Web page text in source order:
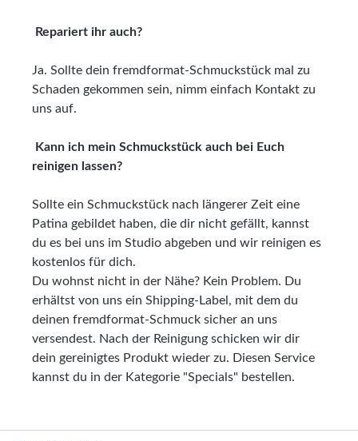
Repariert ihr auch?
Ja. Sollte dein fremdformat-Schmuckstück mal zu
Schaden gekommen sein, nimm einfach Kontakt zu
uns auf.
Kann ich mein Schmuckstück auch bei Euch
reinigen lassen?
Sollte ein Schmuckstück nach längerer Zeit eine
Patina gebildet haben, die dir nicht gefällt, kannst
du es bei uns im Studio abgeben und wir reinigen es
kostenlos für dich.
Du wohnst nicht in der Nähe? Kein Problem. Du
erhältst von uns ein Shipping-Label, mit dem du
deinen fremdformat-Schmuck sicher an uns
versendest. Nach der Reinigung schicken wir dir
dein gereinigtes Produkt wieder zu. Diesen Service
kannst du in der Kategorie "Specials" bestellen.